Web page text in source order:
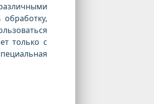
только с